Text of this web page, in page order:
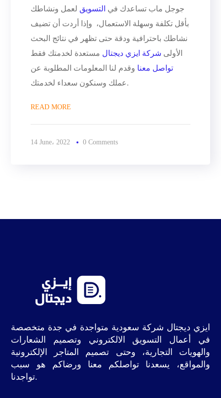
جوجل ماب تساعدك في التسويق لعمل ونشاطك
بأقل تكلفة وسهلة الاستعمال، وإذا أردت أن تضيف
نشاطك باحترافية ودقة حتى تظهر في نتائج البحث
الأولى شركة ايزي ديجتال مستعدة لخدمتك فقط
تواصل معنا وقدم لنا المعلومات المطلوبة عن
عملك وسنكون سعداء لخدمتك.
READ MORE
14 June، 2022 0 Comments
ايزي ديجتال شركة سعودية متواجدة في جدة متخصصة
في أعمال التسويق الالكتروني وتصميم الشعارات
والهويات التجارية، وحتى تصميم المتاجر الإلكترونية
والمواقع، يسعدنا تواصلكم معنا ورضاكم هو سبب
تواجدنا.